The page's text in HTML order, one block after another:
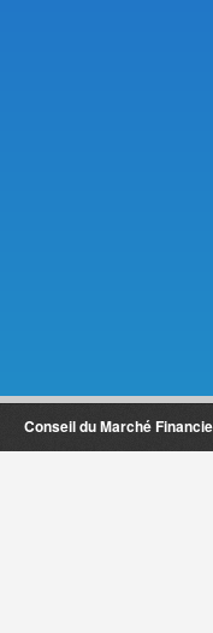
Conseil du Marché